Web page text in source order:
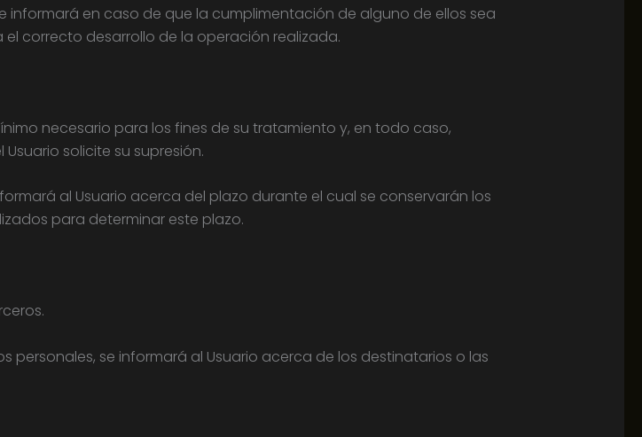
informará en caso de que la cumplimentación de alguno de ellos sea
correcto desarrollo de la operación realizada.
necesario para los fines de su tratamiento y, en todo caso,
solicite su supresión.
al Usuario acerca del plazo durante el cual se conservarán los
para determinar este plazo.
se informará al Usuario acerca de los destinatarios o las